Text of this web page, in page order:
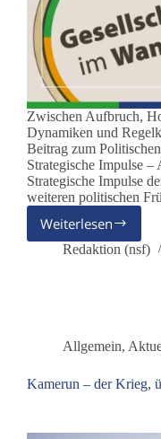
Zwischen Aufbruch,
Dynamiken und
Beitrag zum
Strategische Impulse
Strategische Impulse
weiteren politischen
WeiterlesenGesellschaft
im
Redaktion (nsf)
Allgemein,
Kamerun – der Krieg,